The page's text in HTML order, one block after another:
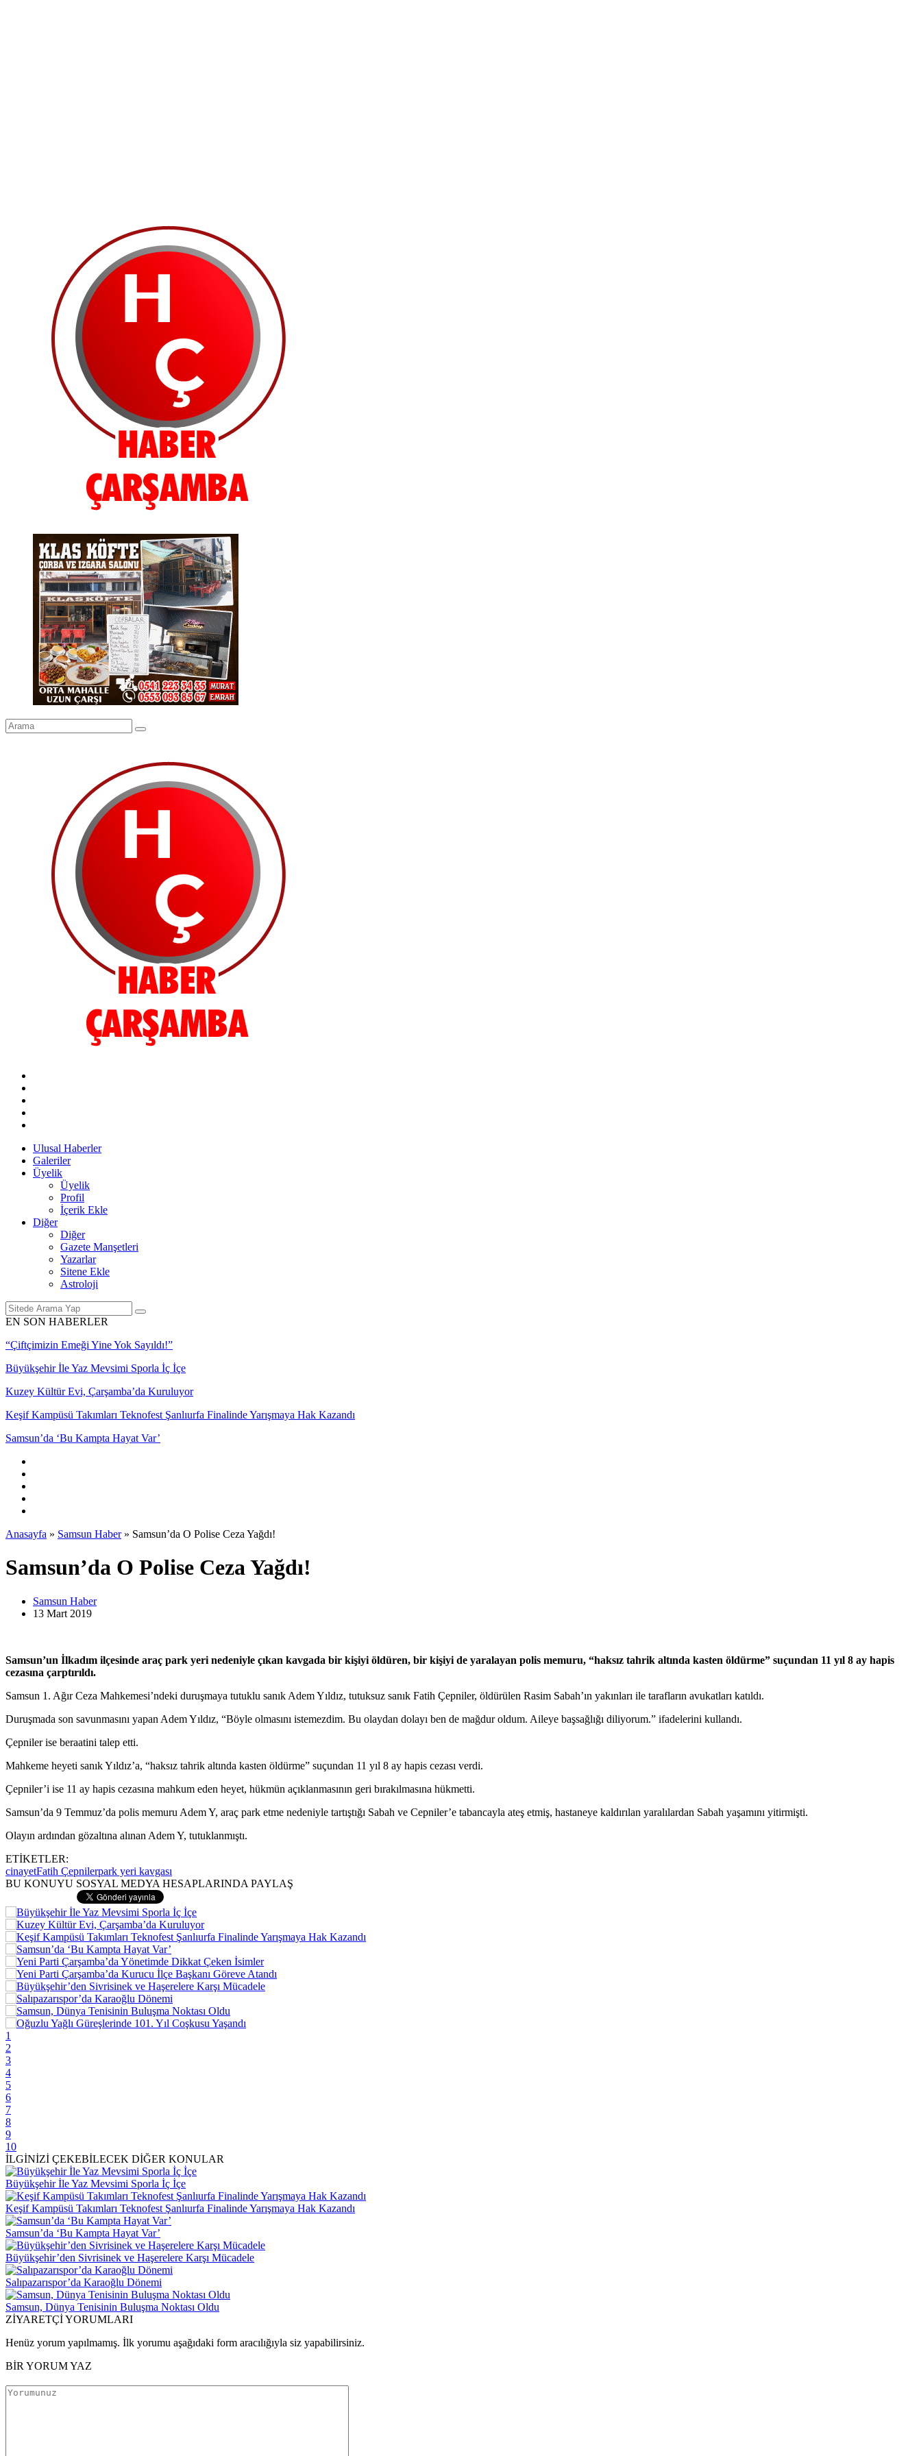
Ulusal Haberler
Galeriler
Üyelik
Üyelik
Profil
İçerik Ekle
Diğer
Diğer
Gazete Manşetleri
Yazarlar
Sitene Ekle
Astroloji
EN SON HABERLER
“Çiftçimizin Emeği Yine Yok Sayıldı!”
Büyükşehir İle Yaz Mevsimi Sporla İç İçe
Kuzey Kültür Evi, Çarşamba’da Kuruluyor
Keşif Kampüsü Takımları Teknofest Şanlıurfa Finalinde Yarışmaya Hak Kazandı
Samsun’da ‘Bu Kampta Hayat Var’
Anasayfa » Samsun Haber » Samsun’da O Polise Ceza Yağdı!
Samsun’da O Polise Ceza Yağdı!
Samsun Haber
13 Mart 2019
Samsun’un İlkadım ilçesinde araç park yeri nedeniyle çıkan kavgada bir kişiyi öldüren, bir kişiyi de yaralayan polis memuru, “haksız tahrik altında kasten öldürme” suçundan 11 yıl 8 ay hapis
cezasına çarptırıldı.
Samsun 1. Ağır Ceza Mahkemesi’ndeki duruşmaya tutuklu sanık Adem Yıldız, tutuksuz sanık Fatih Çepniler, öldürülen Rasim Sabah’ın yakınları ile tarafların avukatları katıldı.
Duruşmada son savunmasını yapan Adem Yıldız, “Böyle olmasını istemezdim. Bu olaydan dolayı ben de mağdur oldum. Aileye başsağlığı diliyorum.” ifadelerini kullandı.
Çepniler ise beraatini talep etti.
Mahkeme heyeti sanık Yıldız’a, “haksız tahrik altında kasten öldürme” suçundan 11 yıl 8 ay hapis cezası verdi.
Çepniler’i ise 11 ay hapis cezasına mahkum eden heyet, hükmün açıklanmasının geri bırakılmasına hükmetti.
Samsun’da 9 Temmuz’da polis memuru Adem Y, araç park etme nedeniyle tartıştığı Sabah ve Cepniler’e tabancayla ateş etmiş, hastaneye kaldırılan yaralılardan Sabah yaşamını yitirmişti.
Olayın ardından gözaltına alınan Adem Y, tutuklanmıştı.
ETİKETLER:
cinayetFatih Çepnilerpark yeri kavgası
BU KONUYU SOSYAL MEDYA HESAPLARINDA PAYLAŞ
1
2
3
4
5
6
7
8
9
10
İLGİNİZİ ÇEKEBİLECEK DİĞER KONULAR
Büyükşehir İle Yaz Mevsimi Sporla İç İçe
Keşif Kampüsü Takımları Teknofest Şanlıurfa Finalinde Yarışmaya Hak Kazandı
Samsun’da ‘Bu Kampta Hayat Var’
Büyükşehir’den Sivrisinek ve Haşerelere Karşı Mücadele
Salıpazarıspor’da Karaoğlu Dönemi
Samsun, Dünya Tenisinin Buluşma Noktası Oldu
ZİYARETÇİ YORUMLARI
Henüz yorum yapılmamış. İlk yorumu aşağıdaki form aracılığıyla siz yapabilirsiniz.
BİR YORUM YAZ